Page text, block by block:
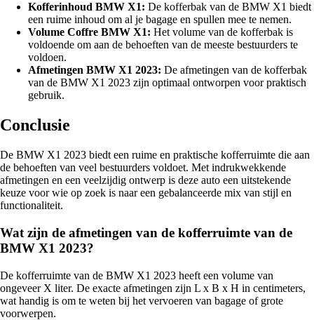
Kofferinhoud BMW X1: De kofferbak van de BMW X1 biedt
een ruime inhoud om al je bagage en spullen mee te nemen.
Volume Coffre BMW X1: Het volume van de kofferbak is
voldoende om aan de behoeften van de meeste bestuurders te
voldoen.
Afmetingen BMW X1 2023: De afmetingen van de kofferbak
van de BMW X1 2023 zijn optimaal ontworpen voor praktisch
gebruik.
Conclusie
De BMW X1 2023 biedt een ruime en praktische kofferruimte die aan
de behoeften van veel bestuurders voldoet. Met indrukwekkende
afmetingen en een veelzijdig ontwerp is deze auto een uitstekende
keuze voor wie op zoek is naar een gebalanceerde mix van stijl en
functionaliteit.
Wat zijn de afmetingen van de kofferruimte van de
BMW X1 2023?
De kofferruimte van de BMW X1 2023 heeft een volume van
ongeveer X liter. De exacte afmetingen zijn L x B x H in centimeters,
wat handig is om te weten bij het vervoeren van bagage of grote
voorwerpen.